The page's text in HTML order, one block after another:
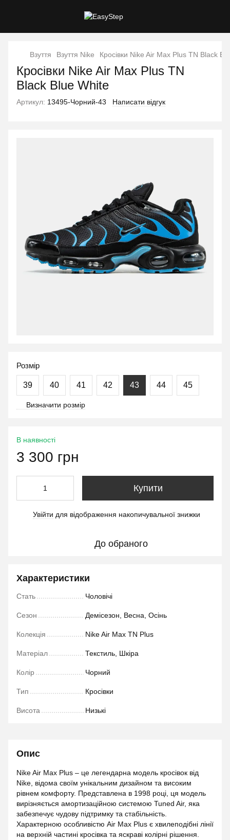
Взуття Взуття Nike Кросівки Nike Air Max Plus TN Black
Кросівки Nike Air Max Plus TN
Black Blue White
Артикул: 13495-Чорний-43 Написати відгук
Розмір
39 40 41 42 43 44 45
Визначити розмір
В наявності
3 300 грн
Купити
Увійти для відображення накопичувальної знижки
До обраного
Характеристики
Стать Чоловічі
Сезон Демісезон, Весна, Осінь
Колекція Nike Air Max TN Plus
Матеріал Текстиль, Шкіра
Колір Чорний
Тип Кросівки
Висота Низькі
Опис
Nike Air Max Plus – це легендарна модель кросівок від
Nike, відома своїм унікальним дизайном та високим
рівнем комфорту. Представлена в 1998 році, ця модель
вирізняється амортизаційною системою Tuned Air, яка
забезпечує чудову підтримку та стабільність.
Характерною особливістю Air Max Plus є хвилеподібні лінії
на верхній частині кросівка та яскраві колірні рішення.